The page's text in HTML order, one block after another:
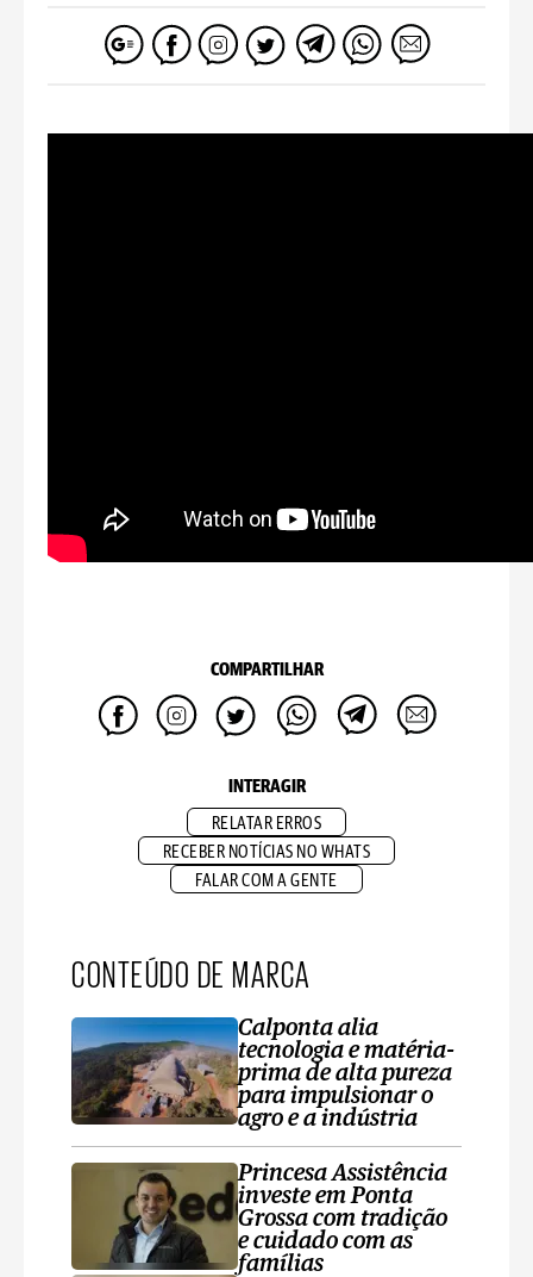
COMPARTILHAR
INTERAGIR
RELATAR ERROS
RECEBER NOTÍCIAS NO WHATS
FALAR COM A GENTE
CONTEÚDO DE MARCA
Calponta alia
tecnologia e matéria-
prima de alta pureza
para impulsionar o
agro e a indústria
Princesa Assistência
investe em Ponta
Grossa com tradição
e cuidado com as
famílias